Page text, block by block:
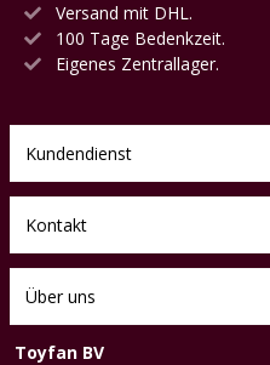
Versand mit DHL.
100 Tage Bedenkzeit.
Eigenes Zentrallager.
Kundendienst
Kontakt
Über uns
Toyfan BV